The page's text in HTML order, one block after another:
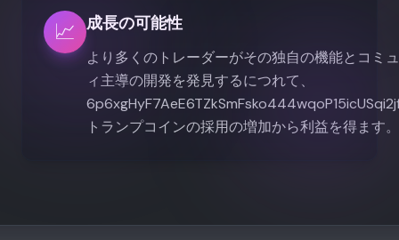
📈 成長の可能性
より多くのトレーダーがその独自の機能とコミ
ィ主導の開発を発見するにつれて、
トランプコインの採用の増加から利益を得ます。